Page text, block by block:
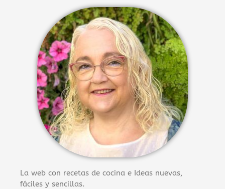
La web con recetas de cocina e Ideas nuevas,
fáciles y sencillas.